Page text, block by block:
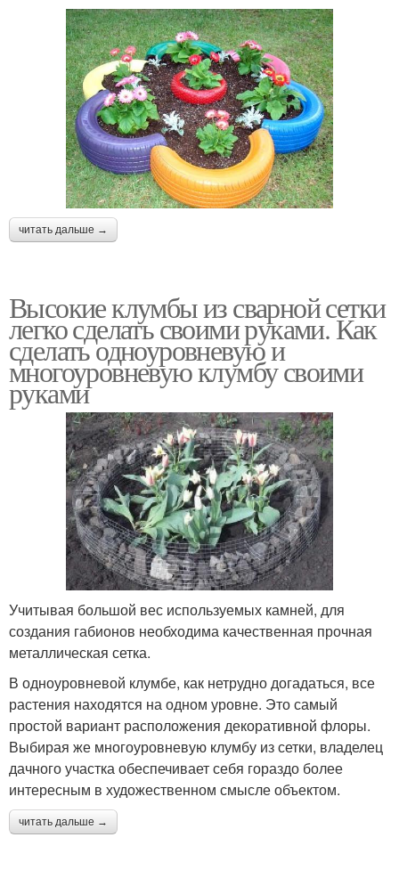
читать дальше →
Высокие клумбы из сварной сетки
легко сделать своими руками. Как
сделать одноуровневую и
многоуровневую клумбу своими
руками
Учитывая большой вес используемых камней, для
создания габионов необходима качественная прочная
металлическая сетка.
В одноуровневой клумбе, как нетрудно догадаться, все
растения находятся на одном уровне. Это самый
простой вариант расположения декоративной флоры.
Выбирая же многоуровневую клумбу из сетки, владелец
дачного участка обеспечивает себя гораздо более
интересным в художественном смысле объектом.
читать дальше →